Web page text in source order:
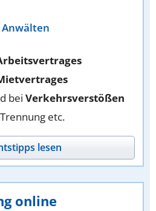
bei Verkehrsverstößen
etc.
lesen
online